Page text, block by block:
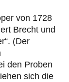
von 1728
Brecht und
(Der
den Proben
sich die